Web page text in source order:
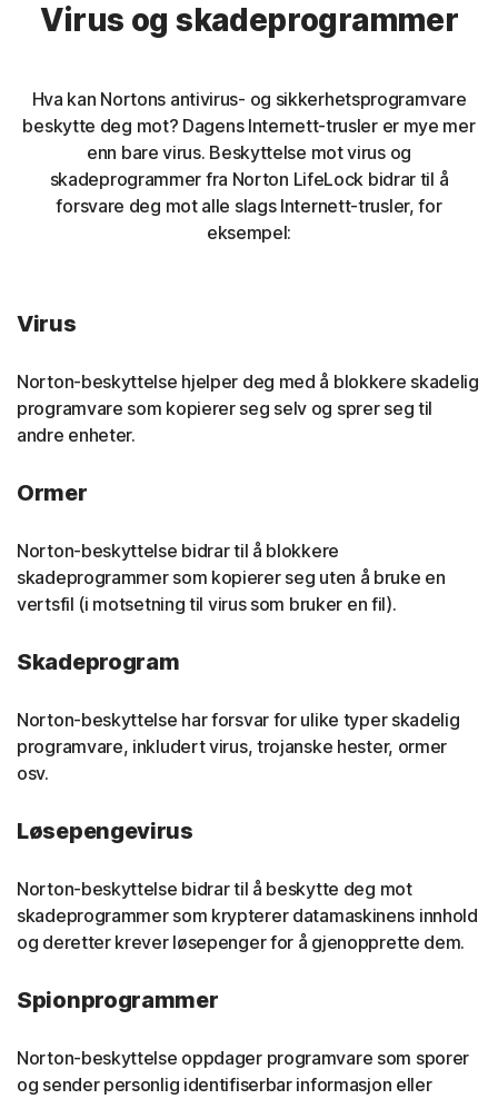
Virus og skadeprogrammer
Hva kan Nortons antivirus- og sikkerhetsprogramvare
beskytte deg mot? Dagens Internett-trusler er mye mer
enn bare virus. Beskyttelse mot virus og
skadeprogrammer fra Norton LifeLock bidrar til å
forsvare deg mot alle slags Internett-trusler, for
eksempel:
Virus
Norton-beskyttelse hjelper deg med å blokkere skadelig
programvare som kopierer seg selv og sprer seg til
andre enheter.
Ormer
Norton-beskyttelse bidrar til å blokkere
skadeprogrammer som kopierer seg uten å bruke en
vertsfil (i motsetning til virus som bruker en fil).
Skadeprogram
Norton-beskyttelse har forsvar for ulike typer skadelig
programvare, inkludert virus, trojanske hester, ormer
osv.
Løsepengevirus
Norton-beskyttelse bidrar til å beskytte deg mot
skadeprogrammer som krypterer datamaskinens innhold
og deretter krever løsepenger for å gjenopprette dem.
Spionprogrammer
Norton-beskyttelse oppdager programvare som sporer
og sender personlig identifiserbar informasjon eller